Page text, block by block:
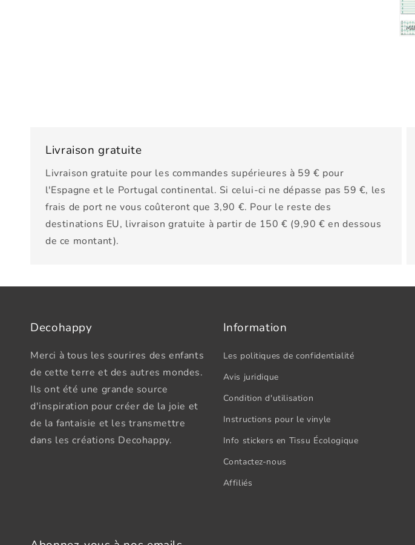
Livraison gratuite
Livraison gratuite pour les commandes supérieures à 59 € pour
l'Espagne et le Portugal continental. Si celui-ci ne dépasse pas 59 €, les
frais de port ne vous coûteront que 3,90 €. Pour le reste des
destinations EU, livraison gratuite à partir de 150 € (9,90 € en dessous
de ce montant).
Decohappy
Merci à tous les sourires des enfants
de cette terre et des autres mondes.
Ils ont été une grande source
d'inspiration pour créer de la joie et
de la fantaisie et les transmettre
dans les créations Decohappy.
Information
Les politiques de confidentialité
Avis juridique
Condition d'utilisation
Instructions pour le vinyle
Info stickers en Tissu Écologique
Contactez-nous
Affiliés